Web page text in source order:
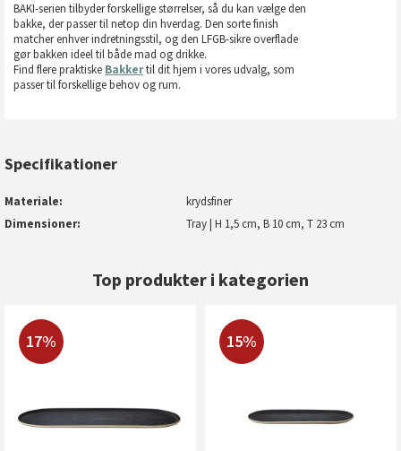
BAKI-serien tilbyder forskellige størrelser, så du kan vælge den
bakke, der passer til netop din hverdag. Den sorte finish
matcher enhver indretningsstil, og den LFGB-sikre overflade
gør bakken ideel til både mad og drikke.
Find flere praktiske Bakkertil dit hjem i vores udvalg, som
passer til forskellige behov og rum.
Specifikationer
Materiale
krydsfiner
Dimensioner
Tray | H 1,5 cm, B 10 cm, T 23 cm
Top produkter i kategorien
17% 15%